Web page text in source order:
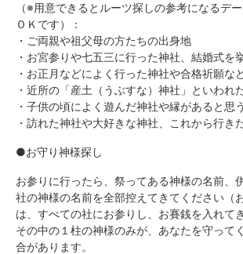
（※用意できるとルーツ探しの参考になるデ
ＯＫです）：
・ご両親や祖父母の方たちの出身地
・お宮参りや七五三に行った神社、結婚式を
・お正月などによく行った神社や合格祈願な
・近所の「産土（うぶすな）神社」といわれ
・子供の頃によく遊んだ神社や縁があると思
・訪れた神社や大好きな神社、これから行き
●お守り神様探し
お参りに行ったら、祭ってある神様の名前、
社の神様の名前を全部控えてきてください（
は、すべての社にお参りし、お賽銭を入れて
その中の１柱の神様のみが、あなたを守って
合があります。